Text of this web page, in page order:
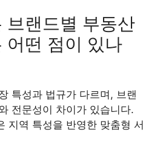
브랜드별 부동산
어떤 점이 있나
특성과 법규가 다르며, 브랜
전문성이 차이가 있습니다.
지역 특성을 반영한 맞춤형 서